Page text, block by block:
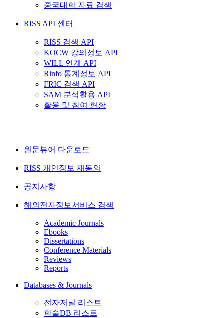
중국대학 자료 검색
RISS API 센터
RISS 검색 API
KOCW 강의정보 API
WILL 연계 API
Rinfo 통계정보 API
FRIC 검색 API
SAM 분석활용 API
활용 및 참여 현황
원문뷰어 다운로드
RISS 개인정보 재동의
공지사항
해외전자정보서비스 검색
Academic Journals
Ebooks
Dissertations
Conference Materials
Reviews
Reports
Databases & Journals
전자저널 리스트
학술DB 리스트